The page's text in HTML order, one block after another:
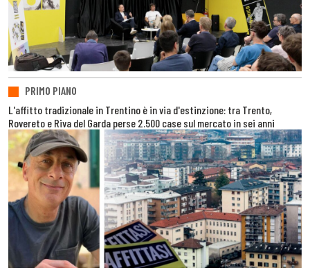
PRIMO PIANO
L'affitto tradizionale in Trentino è in via d'estinzione: tra Trento,
Rovereto e Riva del Garda perse 2.500 case sul mercato in sei anni